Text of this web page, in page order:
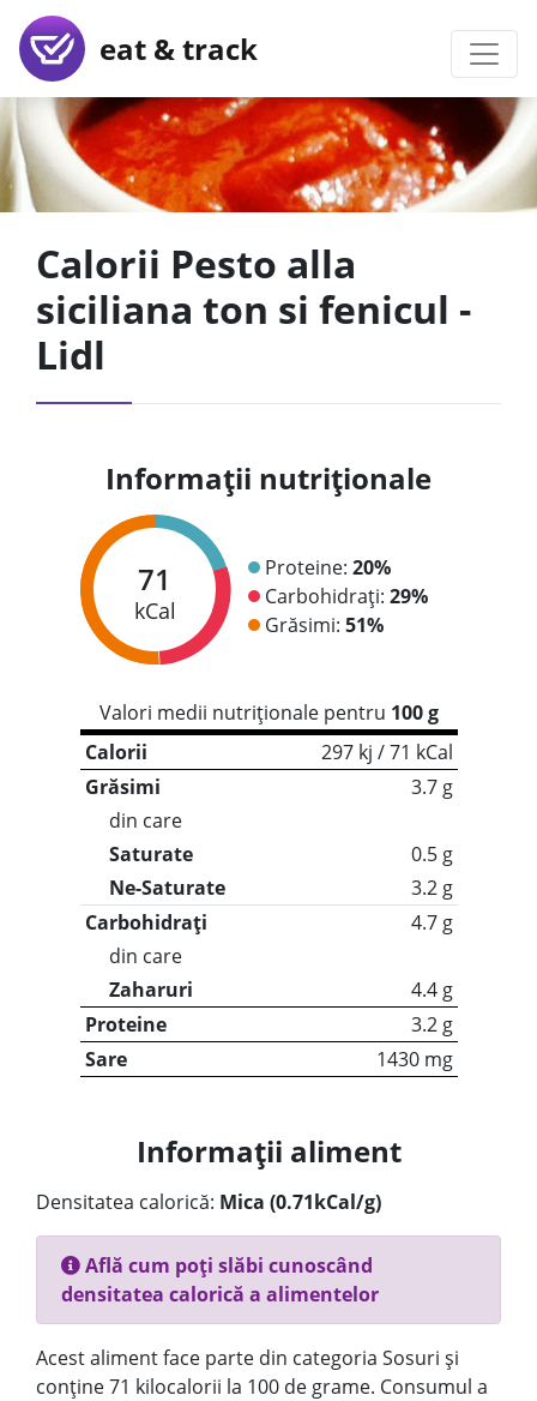
eat & track
Calorii Pesto alla
siciliana ton si fenicul -
Lidl
Informații nutriționale
71
kCal
Proteine: 20%
Carbohidrați: 29%
Grăsimi: 51%
Valori medii nutriționale pentru 100 g
Calorii
297 kj / 71 kCal
Grăsimi
3.7 g
din care
Saturate
0.5 g
Ne-Saturate
3.2 g
Carbohidrați
4.7 g
din care
Zaharuri
4.4 g
Proteine
3.2 g
Sare
1430 mg
Informații aliment
Densitatea calorică: Mica (0.71kCal/g)
Află cum poți slăbi cunoscând
densitatea calorică a alimentelor
Acest aliment face parte din categoria Sosuri și
conține 71 kilocalorii la 100 de grame. Consumul a